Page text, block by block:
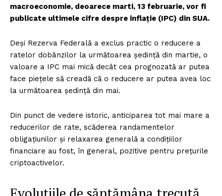
macroeconomie, deoarece marti, 13 februarie, vor fi
publicate ultimele cifre despre inflație (IPC) din SUA.
Deși Rezerva Federală a exclus practic o reducere a
ratelor dobânzilor la următoarea ședință din martie, o
valoare a IPC mai mică decât cea prognozată ar putea
face piețele să creadă că o reducere ar putea avea loc
la următoarea ședință din mai.
Din punct de vedere istoric, anticiparea tot mai mare a
reducerilor de rate, scăderea randamentelor
obligațiunilor și relaxarea generală a condițiilor
financiare au fost, în general, pozitive pentru prețurile
criptoactivelor.